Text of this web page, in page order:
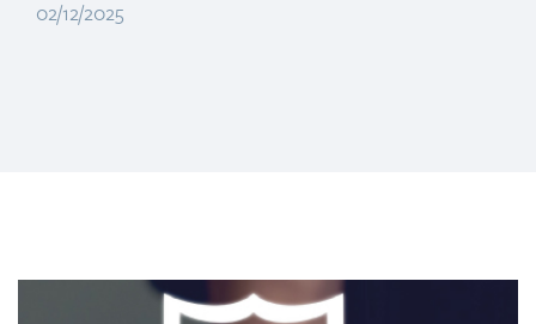
02/12/2025